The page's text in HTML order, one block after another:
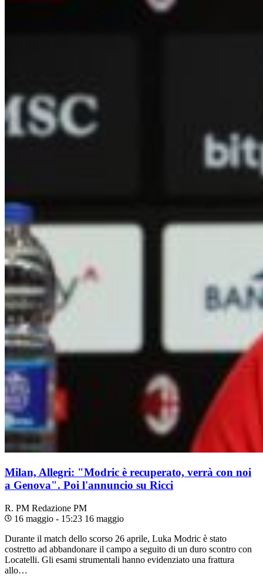
Milan, Allegri: "Modric è recuperato, verrà con noi
a Genova". Poi l'annuncio su Ricci
R. PM Redazione PM
16 maggio - 15:23 16 maggio
Durante il match dello scorso 26 aprile, Luka Modric è stato
costretto ad abbandonare il campo a seguito di un duro scontro con
Locatelli. Gli esami strumentali hanno evidenziato una frattura
allo…